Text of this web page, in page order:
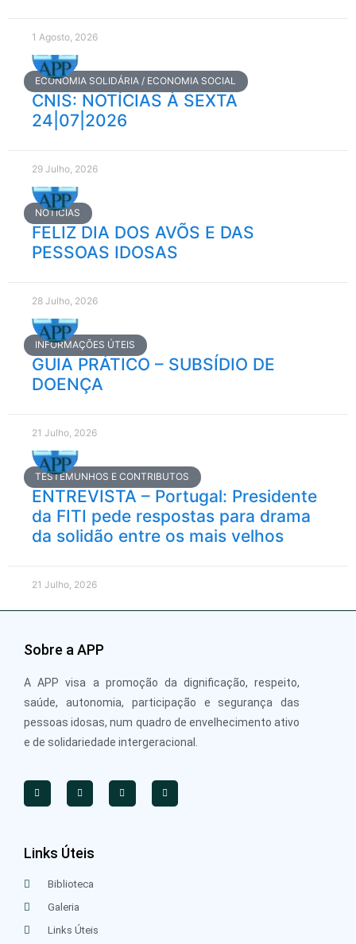
1 Agosto, 2026
ECONOMIA SOLIDÁRIA / ECONOMIA SOCIAL
CNIS: NOTÍCIAS À SEXTA
24|07|2026
29 Julho, 2026
NOTÍCIAS
FELIZ DIA DOS AVÕS E DAS
PESSOAS IDOSAS
28 Julho, 2026
INFORMAÇÕES ÚTEIS
GUIA PRÁTICO – SUBSÍDIO DE
DOENÇA
21 Julho, 2026
TESTEMUNHOS E CONTRIBUTOS
ENTREVISTA – Portugal: Presidente
da FITI pede respostas para drama
da solidão entre os mais velhos
21 Julho, 2026
Sobre a APP
A APP visa a promoção da dignificação, respeito,
saúde, autonomia, participação e segurança das
pessoas idosas, num quadro de envelhecimento ativo
e de solidariedade intergeracional.
Links Úteis
Biblioteca
Galeria
Links Úteis